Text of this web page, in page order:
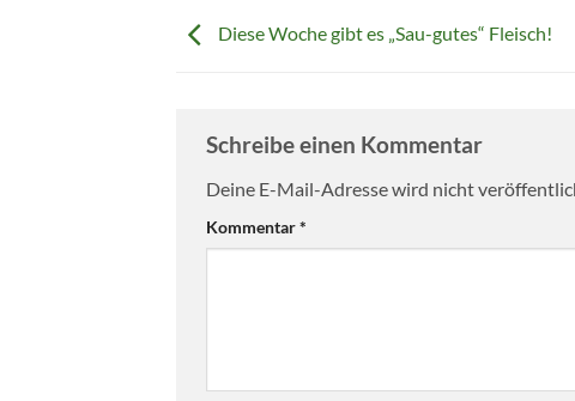
Diese Woche gibt es „Sau-gutes“ Fleisch!
Schreibe einen Kommentar
Deine E-Mail-Adresse wird nicht
Kommentar*